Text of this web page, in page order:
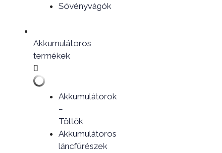
Sövényvágók
Akkumulátoros
termékek
Akkumulátorok
–
Töltők
Akkumulátoros
láncfűrészek